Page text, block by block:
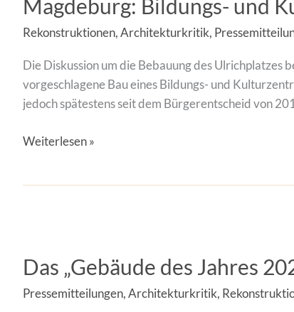
Magdeburg: Bildungs- und
Rekonstruktionen,Architekturkritik,
Die Diskussion um die Bebauung des Ulrichplatzes
vorgeschlagene Bau eines Bildungs- und
jedoch spätestens seit dem Bürgerentscheid von
Kulturzentrum
ja
–
aber
am
Ort
Weiterlesen »
Das „Gebäude des Jahres
Pressemitteilungen,Architekturkritik,
des
2025“